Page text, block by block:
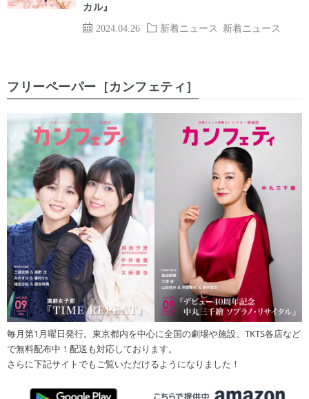
2024.04.26 新着ニュース 新着ニュース
カル』
フリーペーパー［カンフェティ］
毎月第1月曜日発行。東京都内を中心に全国の劇場や施設、TKTS各店など
で無料配布中！配送も対応しております。
さらに下記サイトでもご覧いただけるようになりました！